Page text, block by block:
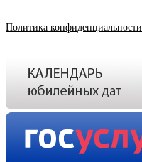
Политика конфиденциальности